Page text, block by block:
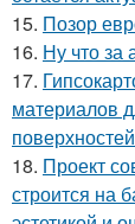
15. Позор
16. Ну что за
17.
материалов
18. Проект
строится на